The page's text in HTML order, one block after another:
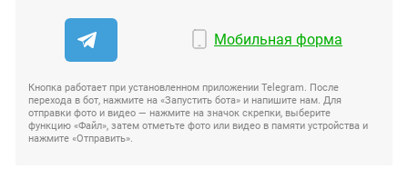
Мобильная форма
Кнопка работает при установленном приложении Telegram. После
перехода в бот, нажмите на «Запустить бота» и напишите нам. Для
отправки фото и видео — нажмите на значок скрепки, выберите
функцию «Файл», затем отметьте фото или видео в памяти устройства и
нажмите «Отправить».